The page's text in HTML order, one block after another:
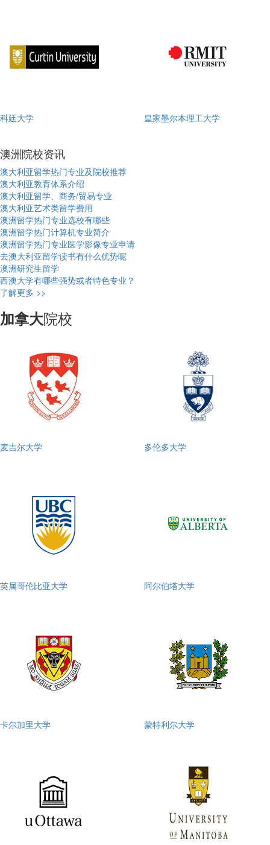
科廷大学 皇家墨尔本理工大学
澳洲院校资讯
澳大利亚留学热门专业及院校推荐
澳大利亚教育体系介绍
澳大利亚留学、商务/贸易专业
澳大利亚艺术类留学费用
澳洲留学热门专业选校有哪些
澳洲留学热门计算机专业简介
澳洲留学热门专业医学影像专业申请
去澳大利亚留学读书有什么优势呢
澳洲研究生留学
西澳大学有哪些强势或者特色专业？
了解更多 >>
加拿大院校
麦吉尔大学 多伦多大学
英属哥伦比亚大学 阿尔伯塔大学
卡尔加里大学 蒙特利尔大学